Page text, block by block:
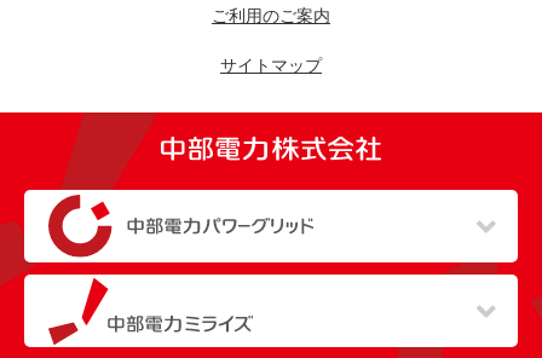
ご利用のご案内
サイトマップ
（新しいウィンドウを開きます）
（新しいウィンドウを開きます）